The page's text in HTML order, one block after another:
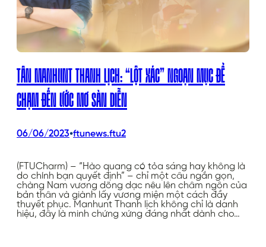
TÂN MANHUNT THANH LỊCH: “LỘT XÁC” NGOẠN MỤC ĐỂ
CHẠM ĐẾN ƯỚC MƠ SÀN DIỄN
06/06/2023•ftunews.ftu2
(FTUCharm) – “Hào quang có tỏa sáng hay không là
do chính bạn quyết định” – chỉ một câu ngắn gọn,
chàng Nam vương dõng dạc nêu lên châm ngôn của
bản thân và giành lấy vương miện một cách đầy
thuyết phục. Manhunt Thanh lịch không chỉ là danh
hiệu, đây là minh chứng xứng đáng nhất dành cho…